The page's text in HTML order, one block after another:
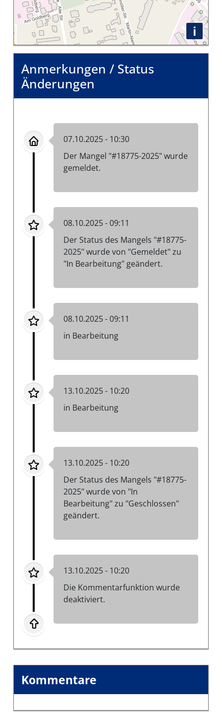
i
Anmerkungen / Status
Änderungen
07.10.2025 - 10:30
Der Mangel "#18775-2025" wurde
gemeldet.
08.10.2025 - 09:11
Der Status des Mangels "#18775-
2025" wurde von "Gemeldet" zu
"In Bearbeitung" geändert.
08.10.2025 - 09:11
in Bearbeitung
13.10.2025 - 10:20
in Bearbeitung
13.10.2025 - 10:20
Der Status des Mangels "#18775-
2025" wurde von "In
Bearbeitung" zu "Geschlossen"
geändert.
13.10.2025 - 10:20
Die Kommentarfunktion wurde
deaktiviert.
Kommentare